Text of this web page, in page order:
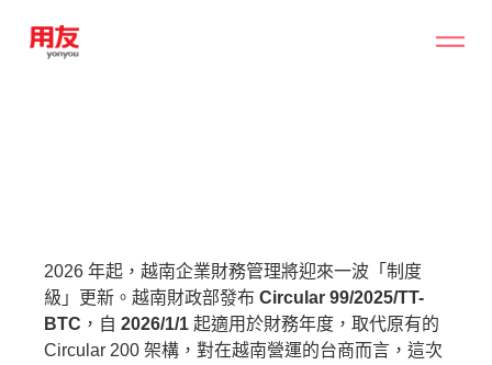
2026 年起，越南企業財務管理將迎來一波「制度
級」更新。越南財政部發布 Circular 99/2025/TT-
BTC ，自 2026/1/1 起適用於財務年度，取代原有的
Circular 200 架構，對在越南營運的台商而言，這次